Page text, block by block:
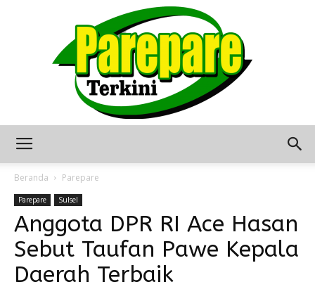
Terkini
Seputar
Beranda Parepare
Parepare Sulsel
Anggota DPR RI Ace Hasan
Sebut Taufan Pawe Kepala
Daerah Terbaik